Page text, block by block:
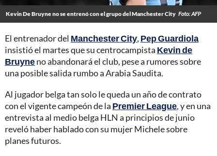
Kevin De Bruyne no se entrenó con el grupo del Manchester City Foto: AFP
El entrenador del Manchester City, Pep Guardiola
insistió el martes que su centrocampista Kevin de
Bruyneno abandonará el club, pese a rumores sobre
una posible salida rumbo a Arabia Saudita.
Al jugador belga tan solo le queda un año de contrato
con el vigente campeón de la Premier League, y en una
entrevista al medio belga HLN a principios de junio
reveló haber hablado con su mujer Michele sobre
planes futuros.